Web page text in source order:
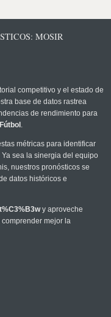
MOSIR
competitivo y el estado de
base de datos rastrea
de rendimiento para
.
métricas para identificar
sea la sinergia del equipo
nuestros pronósticos se
datos históricos e
y aproveche
mejor la